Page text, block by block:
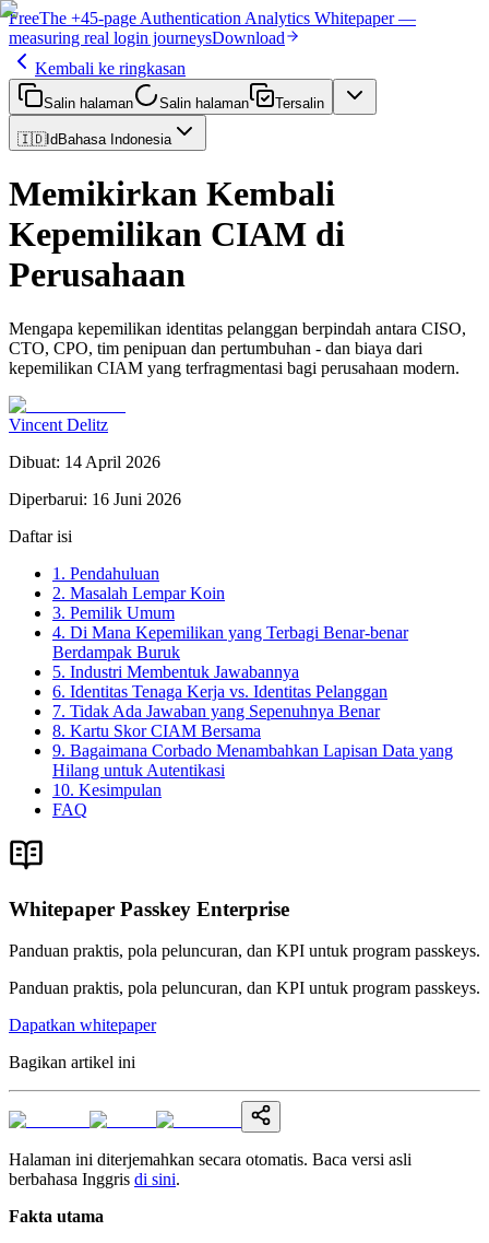
FreeThe +45-page Authentication Analytics Whitepaper —
measuring real login journeysDownload
Kembali ke ringkasan
Salin halaman Salin halaman Tersalin
🇮🇩Id Bahasa Indonesia
Memikirkan Kembali
Kepemilikan CIAM di
Perusahaan
Mengapa kepemilikan identitas pelanggan berpindah antara CISO,
CTO, CPO, tim penipuan dan pertumbuhan - dan biaya dari
kepemilikan CIAM yang terfragmentasi bagi perusahaan modern.
Vincent Delitz
Dibuat: 14 April 2026
Diperbarui: 16 Juni 2026
Daftar isi
1. Pendahuluan
2. Masalah Lempar Koin
3. Pemilik Umum
4. Di Mana Kepemilikan yang Terbagi Benar-benar
Berdampak Buruk
5. Industri Membentuk Jawabannya
6. Identitas Tenaga Kerja vs. Identitas Pelanggan
7. Tidak Ada Jawaban yang Sepenuhnya Benar
8. Kartu Skor CIAM Bersama
9. Bagaimana Corbado Menambahkan Lapisan Data yang
Hilang untuk Autentikasi
10. Kesimpulan
FAQ
Whitepaper Passkey Enterprise
Panduan praktis, pola peluncuran, dan KPI untuk program passkeys.
Panduan praktis, pola peluncuran, dan KPI untuk program passkeys.
Dapatkan whitepaper
Bagikan artikel ini
Halaman ini diterjemahkan secara otomatis. Baca versi asli
berbahasa Inggris di sini.
Fakta utama